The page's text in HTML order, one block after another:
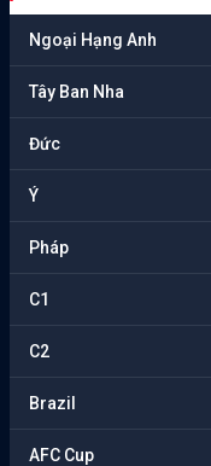
Ngoại Hạng Anh
Tây Ban Nha
Đức
Ý
Pháp
C1
C2
Brazil
AFC Cup